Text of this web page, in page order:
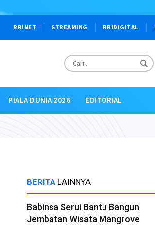
RRINET STREAMING RRIDIGITAL
PIALA DUNIA 2026 EDITORIAL
BERITA LAINNYA
Babinsa Serui Bantu Bangun
Jembatan Wisata Mangrove